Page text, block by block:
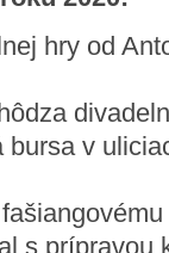
hry od
bursa v
s prípravou